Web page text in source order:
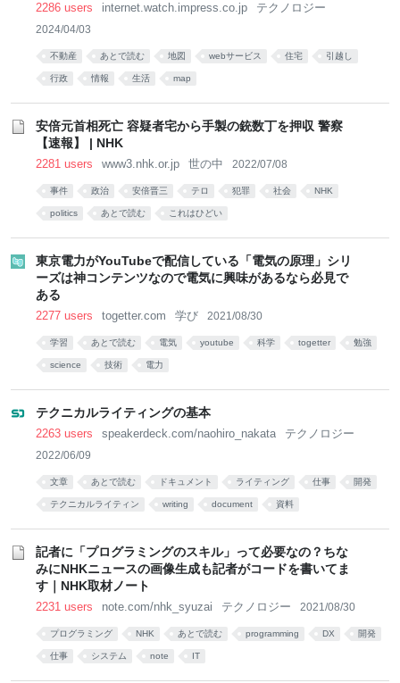
2286 users internet.watch.impress.co.jp テクノロジー
2024/04/03
不動産 あとで読む 地図 webサービス 住宅 引越し
行政 情報 生活 map
安倍元首相死亡 容疑者宅から手製の銃数丁を押収 警察
【速報】 | NHK
2281 users www3.nhk.or.jp 世の中 2022/07/08
事件 政治 安倍晋三 テロ 犯罪 社会 NHK
politics あとで読む これはひどい
東京電力がYouTubeで配信している「電気の原理」シリ
ーズは神コンテンツなので電気に興味があるなら必見で
ある
2277 users togetter.com 学び 2021/08/30
学習 あとで読む 電気 youtube 科学 togetter 勉強
science 技術 電力
テクニカルライティングの基本
2263 users speakerdeck.com/naohiro_nakata テクノロジー
2022/06/09
文章 あとで読む ドキュメント ライティング 仕事 開発
テクニカルライティン writing document 資料
記者に「プログラミングのスキル」って必要なの？ちな
みにNHKニュースの画像生成も記者がコードを書いてま
す｜NHK取材ノート
2231 users note.com/nhk_syuzai テクノロジー 2021/08/30
プログラミング NHK あとで読む programming DX 開発
仕事 システム note IT